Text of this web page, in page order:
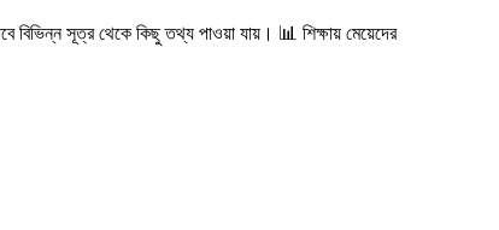
বিভিন্ন সূত্র থেকে কিছু তথ্য পাওয়া যায়। 📊 শিক্ষায় মেয়েদের